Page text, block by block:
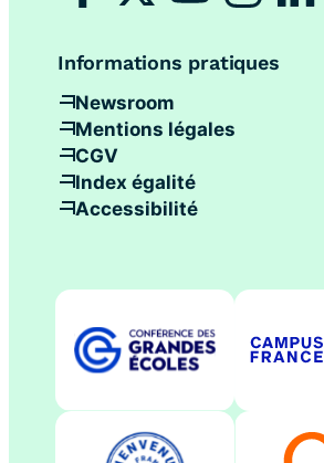
Informations pratiques
Newsroom
Mentions légales
CGV
Index égalité
Accessibilité